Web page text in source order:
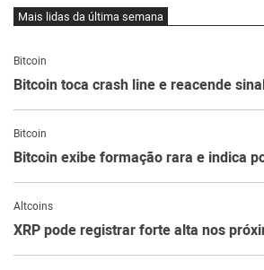
Mais lidas da última semana
Bitcoin
Bitcoin toca crash line e reacende
Bitcoin
Bitcoin exibe formação rara e indica
Altcoins
XRP pode registrar forte alta nos